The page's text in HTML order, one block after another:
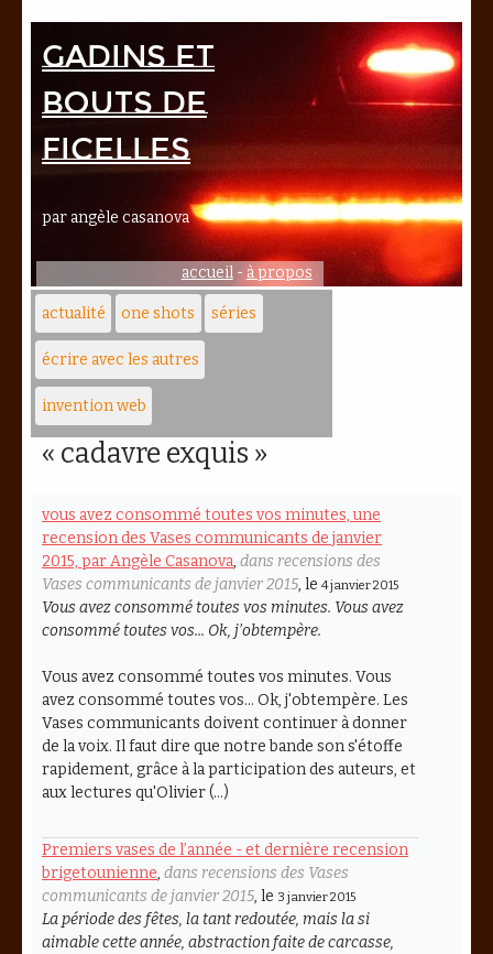
Gadins et
bouts de
ficelles
par angèle casanova
accueil-à propos
actualité one shots séries
écrire avec les autres
invention web
« cadavre exquis »
vous avez consommé toutes vos minutes, une
recension des Vases communicants de janvier
2015, par Angèle Casanova, dans recensions des
Vases communicants de janvier 2015, le 4 janvier 2015
Vous avez consommé toutes vos minutes. Vous avez
consommé toutes vos... Ok, j’obtempère.
Vous avez consommé toutes vos minutes. Vous
avez consommé toutes vos... Ok, j'obtempère. Les
Vases communicants doivent continuer à donner
de la voix. Il faut dire que notre bande son s'étoffe
rapidement, grâce à la participation des auteurs, et
aux lectures qu'Olivier (…)
Premiers vases de l’année - et dernière recension
brigetounienne, dans recensions des Vases
communicants de janvier 2015, le 3 janvier 2015
La période des fêtes, la tant redoutée, mais la si
aimable cette année, abstraction faite de carcasse,